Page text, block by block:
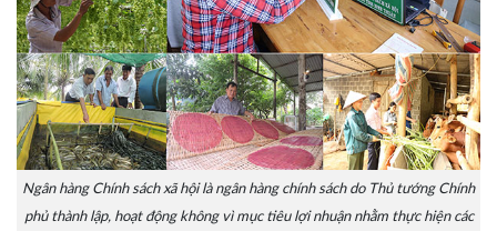
Ngân hàng Chính sách xã hội là ngân hàng chính sách do Thủ tướng Chính
phủ thành lập, hoạt động không vì mục tiêu lợi nhuận nhằm thực hiện các